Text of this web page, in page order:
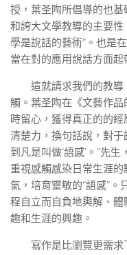
授，葉圣陶所倡導的也
和誇大文學教導的主要
學是說話的藝術”。也是
當在對的應用說話方面起
這就請求我們的教
觸。葉圣陶在《文藝作
時留心，獲得真正的的
清楚力，換句話說，對
到凡是叫做‘語感’。”先
重視感觸感染日常生涯
氣，培育靈敏的“語感”
程自立而自負地輿解、
趣和生涯的興趣。
寫作是比瀏覽更需求